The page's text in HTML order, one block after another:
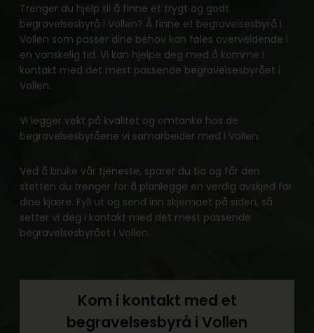
Trenger du hjelp til å finne et trygt og godt
begravelsesbyrå i Vollen? Å finne et begravelsesbyrå i
Vollen som passer dine behov kan føles overveldende i
en vanskelig tid. Vi kan hjelpe deg med å komme i
kontakt med det mest passende begravelsesbyrået i
Vollen.
Vi legger vekt på kvalitet og omtanke hos de
begravelsesbyråene vi samarbeider med i Vollen.
Ved å bruke vår tjeneste, sparer du tid og får den
støtten du trenger for å planlegge en verdig avskjed for
dine kjære. Fyll ut og send inn skjemaet på siden, så
setter vi deg i kontakt med det mest passende
begravelsesbyrået i Vollen.
Kom i kontakt med et
begravelsesbyrå i Vollen